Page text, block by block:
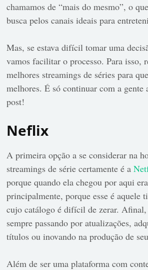
chamamos de “mais do mesmo”, o
busca pelos canais ideais para
Mas, se estava difícil tomar uma
vamos facilitar o processo. Para isso,
melhores streamings de séries para
melhores. É só continuar com a gente
post!
Neflix
A primeira opção a se considerar na
streamings de série certamente é a
porque quando ela chegou por aqui
principalmente, porque esse é aquele
cujo catálogo é difícil de zerar. Afinal,
sempre passando por atualizações,
títulos ou inovando na produção de
Além de ser uma plataforma com